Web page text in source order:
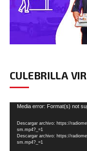
CULEBRILLA
Reproductor
vídeo
Media error: Format(s) not
Descargar archivo: https://
sm.mp4?_=1
Descargar archivo: https://
sm.mp4?_=1